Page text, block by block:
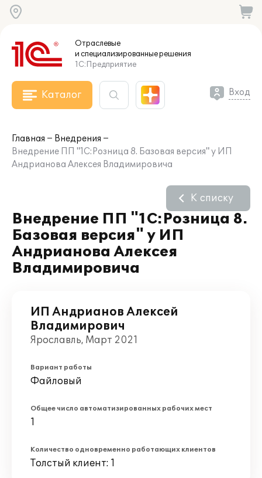
Отраслевые
и специализированныерешения
1С:Предприятие
Каталог Вход
Главная
Внедрения
Внедрение ПП "1С:Розница 8. Базовая версия" у ИП
Андрианова Алексея Владимировича
Внедрение ПП "1С:Розница 8.
Базовая версия" у ИП
Андрианова Алексея
Владимировича
К списку
ИП Андрианов Алексей
Владимирович
Ярославль, Март 2021
Вариант работы
Файловый
Общее число автоматизированных рабочих мест
1
Количество одновременно работающих клиентов
Толстый клиент: 1